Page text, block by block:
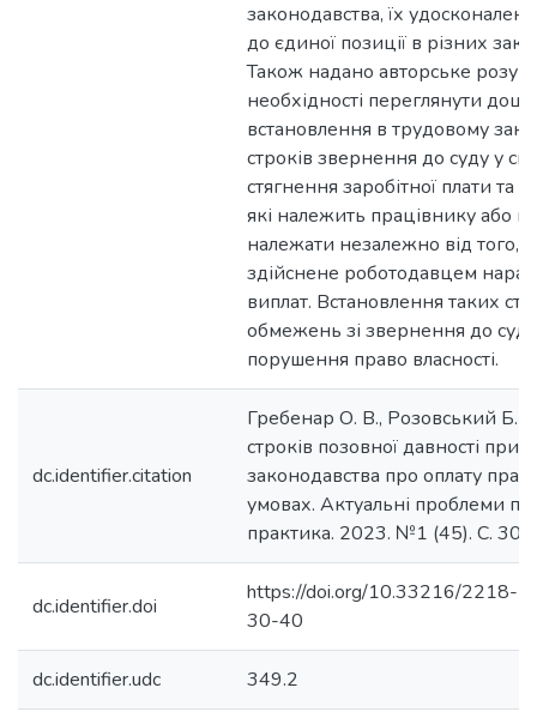
законодавства, їх
до єдиної позиції в різних
Також надано авторське
необхідності переглянути
встановлення в трудовому
строків звернення до суду у
стягнення заробітної плати та
які належить працівнику або
належати незалежно від того,
здійснене роботодавцем
виплат. Встановлення таких
обмежень зі звернення до
порушення право власності.
dc.identifier.citation
Гребенар О. В., Розовський Б.
строків позовної давності при
законодавства про оплату
умовах. Актуальні проблеми
практика. 2023. №1 (45). С. 30-
dc.identifier.doi
https://doi.org/10.33216/2218-
30-40
dc.identifier.udc 349.2